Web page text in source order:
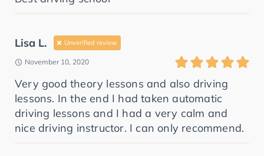
Lisa L. Unverified review
November 10, 2020
Very good theory lessons and also driving
lessons. In the end I had taken automatic
driving lessons and I had a very calm and
nice driving instructor. I can only recommend.